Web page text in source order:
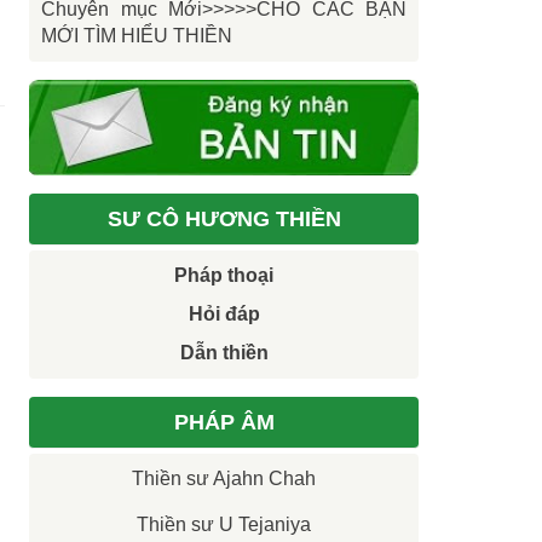
Chuyên mục Mới>>>>>CHO CÁC BẠN
MỚI TÌM HIỂU THIỀN
SƯ CÔ HƯƠNG THIỀN
Pháp thoại
Hỏi đáp
Dẫn thiền
PHÁP ÂM
Thiền sư Ajahn Chah
Thiền sư U Tejaniya